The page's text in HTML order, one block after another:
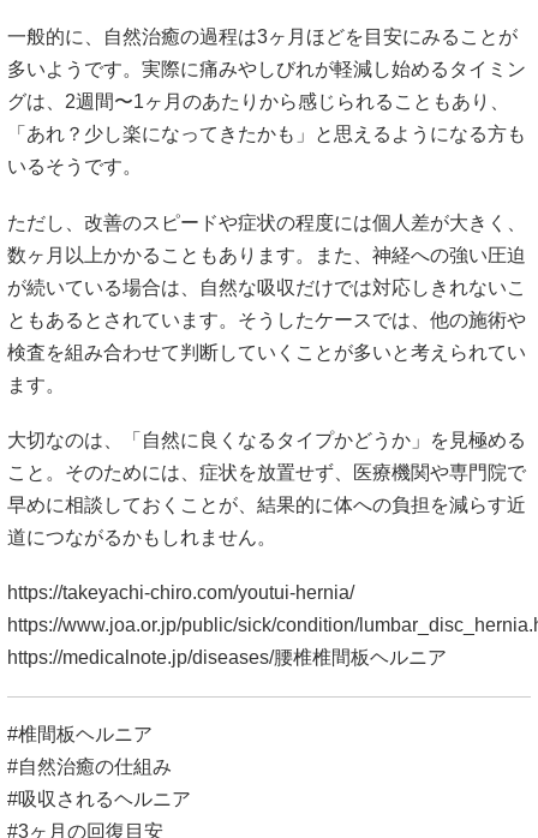
一般的に、自然治癒の過程は3ヶ月ほどを目安にみることが
多いようです。実際に痛みやしびれが軽減し始めるタイミン
グは、2週間〜1ヶ月のあたりから感じられることもあり、
「あれ？少し楽になってきたかも」と思えるようになる方も
いるそうです。
ただし、改善のスピードや症状の程度には個人差が大きく、
数ヶ月以上かかることもあります。また、神経への強い圧迫
が続いている場合は、自然な吸収だけでは対応しきれないこ
ともあるとされています。そうしたケースでは、他の施術や
検査を組み合わせて判断していくことが多いと考えられてい
ます。
大切なのは、「自然に良くなるタイプかどうか」を見極める
こと。そのためには、症状を放置せず、医療機関や専門院で
早めに相談しておくことが、結果的に体への負担を減らす近
道につながるかもしれません。
https://takeyachi-chiro.com/youtui-hernia/
https://www.joa.or.jp/public/sick/condition/
https://medicalnote.jp/diseases/腰椎椎間板ヘルニア
#椎間板ヘルニア
#自然治癒の仕組み
#吸収されるヘルニア
#3ヶ月の回復目安